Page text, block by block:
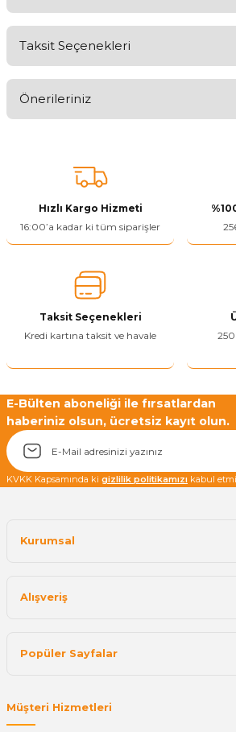
Taksit Seçenekleri
Önerileriniz
tarafımıza iletebilirsiniz.
Görüş ve önerileriniz için teşekkür ederiz.
Ürün resmi kalitesiz, bozuk veya
Ürün bilgilerinde hatalar bulunuyor.
Ürün fiyatı diğer sitelerden daha pahalı.
Bu ürüne benzer farklı alternatifler olmalı.
Yetkiliye Gönder
Hızlı Kargo Hizmeti
16:00’a kadar ki tüm siparişler
Taksit Seçenekleri
Kredi kartına taksit ve havale
E-Bülten aboneliği ile fırsatlardan
haberiniz olsun, ücretsiz kayıt olun.
KVKK Kapsamında ki gizlilik politikamızı kabul
Kurumsal
Alışveriş
Popüler Sayfalar
Müşteri Hizmetleri